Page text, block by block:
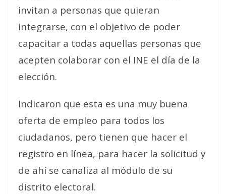
invitan a personas que quieran
integrarse, con el objetivo de poder
capacitar a todas aquellas personas que
acepten colaborar con el INE el día de la
elección.
Indicaron que esta es una muy buena
oferta de empleo para todos los
ciudadanos, pero tienen que hacer el
registro en línea, para hacer la solicitud y
de ahí se canaliza al módulo de su
distrito electoral.